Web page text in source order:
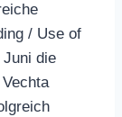
/ Use of
die